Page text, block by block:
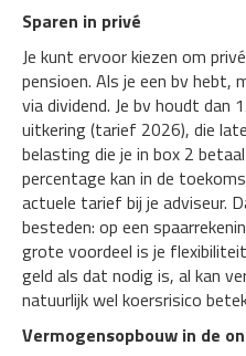
Sparen in privé
Je kunt ervoor kiezen om
pensioen. Als je een bv
via dividend. Je bv houdt dan
uitkering (tarief 2026), die
belasting die je in box 2
percentage kan in de
actuele tarief bij je adviseur.
besteden: op een
grote voordeel is je
geld als dat nodig is, al kan
natuurlijk wel koersrisico
Vermogensopbouw in de